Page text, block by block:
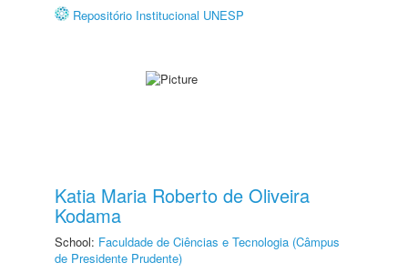
Repositório Institucional UNESP
Katia Maria Roberto de Oliveira
Kodama
School: Faculdade de Ciências e Tecnologia (Câmpus
de Presidente Prudente)